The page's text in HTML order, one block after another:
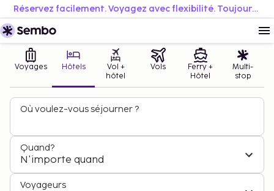
Réservez facilement. Voyagez avec flexibilité. Toujours au meilleur prix.
Voyages Hôtels
Vol +
hôtel
Vols
Ferry +
Hôtel
Multi-
stop
Où voulez-vous séjourner ?
Quand?
N'importe quand
Voyageurs